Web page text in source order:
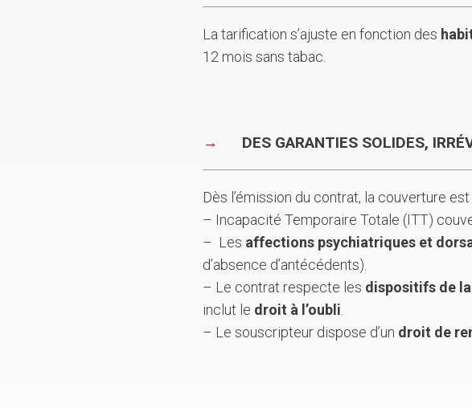
La tarification s’ajuste en fonction des
12 mois sans tabac.
DES GARANTIES SOLIDES,
Dès l’émission du contrat, la couverture
– Incapacité Temporaire Totale (ITT)
– Les affections psychiatriques et
d’absence d’antécédents).
– Le contrat respecte les dispositifs de la
inclut le droit à l’oubli
– Le souscripteur dispose d’un droit de